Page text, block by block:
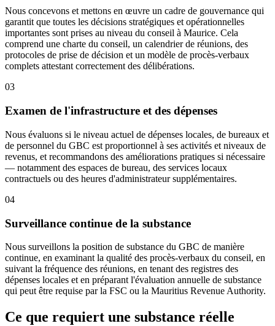
Nous concevons et mettons en œuvre un cadre de gouvernance qui
garantit que toutes les décisions stratégiques et opérationnelles
importantes sont prises au niveau du conseil à Maurice. Cela
comprend une charte du conseil, un calendrier de réunions, des
protocoles de prise de décision et un modèle de procès-verbaux
complets attestant correctement des délibérations.
03
Examen de l'infrastructure et des dépenses
Nous évaluons si le niveau actuel de dépenses locales, de bureaux et
de personnel du GBC est proportionnel à ses activités et niveaux de
revenus, et recommandons des améliorations pratiques si nécessaire
— notamment des espaces de bureau, des services locaux
contractuels ou des heures d'administrateur supplémentaires.
04
Surveillance continue de la substance
Nous surveillons la position de substance du GBC de manière
continue, en examinant la qualité des procès-verbaux du conseil, en
suivant la fréquence des réunions, en tenant des registres des
dépenses locales et en préparant l'évaluation annuelle de substance
qui peut être requise par la FSC ou la Mauritius Revenue Authority.
Ce que requiert une substance réelle